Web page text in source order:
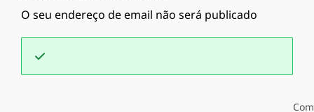
O seu endereço de email não será publicado